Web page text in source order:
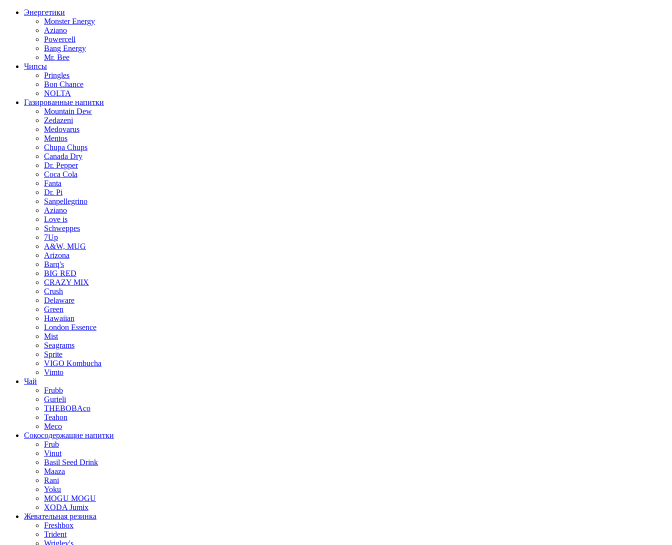
Энергетики
Monster Energy
Aziano
Powercell
Bang Energy
Mr. Bee
Чипсы
Pringles
Bon Chance
NOLTA
Газированные напитки
Mountain Dew
Zedazeni
Medovarus
Mentos
Chupa Chups
Canada Dry
Dr. Pepper
Coca Cola
Fanta
Dr. Pi
Sanpellegrino
Aziano
Love is
Schweppes
7Up
A&W, MUG
Arizona
Barq's
BIG RED
CRAZY MIX
Crush
Delaware
Green
Hawaiian
London Essence
Mist
Seagrams
Sprite
VIGO Kombucha
Vimto
Чай
Frubb
Gurieli
THEBOBAco
Teahon
Meco
Сокосодержащие напитки
Frub
Vinut
Basil Seed Drink
Maaza
Rani
Yoku
MOGU MOGU
XODA Jumix
Жевательная резинка
Freshbox
Trident
Wrigley's